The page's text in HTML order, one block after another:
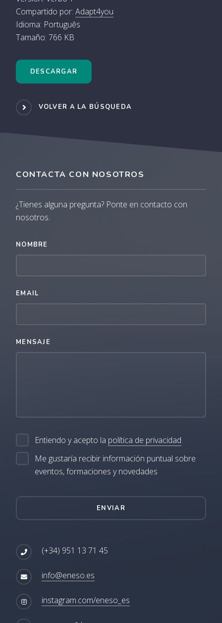
Compartido por: Adapt4you
Idioma: Português
Tamaño: 766 KB
DESCARGAR
VOLVER A LA BÚSQUEDA
CONTACTA CON NOSOTROS
¿Tienes alguna pregunta? Ponte en contacto con
nosotros.
NOMBRE
EMAIL
MENSAJE
Entiendo y acepto la política de privacidad
Me gustaría recibir información puntual sobre
eventos, formaciones y novedades
ENVIAR
(+34) 951 13 71 45
info@eneso.es
instagram.com/eneso_es